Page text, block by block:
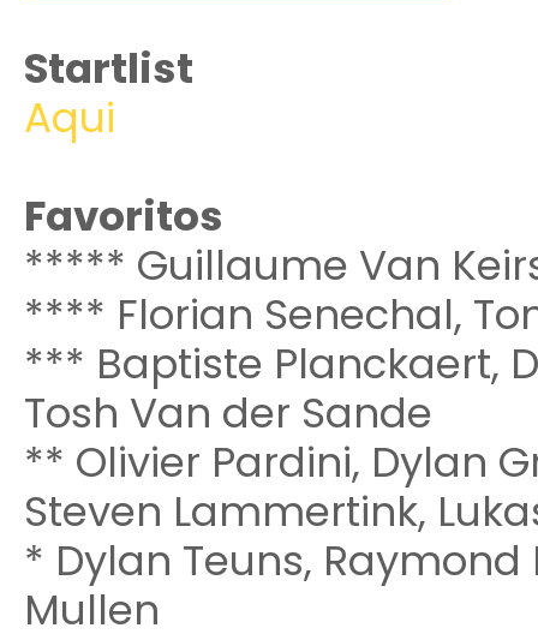
Startlist
Aqui
Favoritos
***** Guillaume Van
**** Florian Senechal,
*** Baptiste Planckaert,
Tosh Van der Sande
** Olivier Pardini, Dylan
Steven Lammertink,
* Dylan Teuns,
Mullen